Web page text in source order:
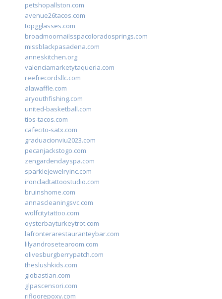
petshopallston.com
avenue26tacos.com
topgglasses.com
broadmoornailsspacoloradosprings.com
missblackpasadena.com
anneskitchen.org
valenciamarketytaqueria.com
reefrecordsllc.com
alawaffle.com
aryouthfishing.com
united-basketball.com
tios-tacos.com
cafecito-satx.com
graduacionviu2023.com
pecanjackstogo.com
zengardendayspa.com
sparklejewelryinc.com
ironcladtattoostudio.com
bruinshome.com
annascleaningsvc.com
wolfcitytattoo.com
oysterbayturkeytrot.com
lafronterarestauranteybar.com
lilyandrosetearoom.com
olivesburgberrypatch.com
theslushkids.com
giobastian.com
glpascensori.com
rifloorepoxy.com